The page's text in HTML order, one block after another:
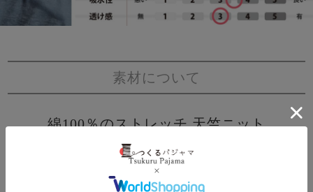
素材について
綿100％のストレッチ 天竺ニット
ほどよく伸縮。とっても柔らか